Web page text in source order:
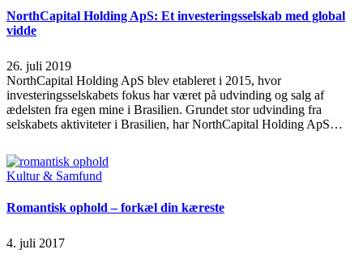
NorthCapital Holding ApS: Et investeringsselskab med global
vidde
26. juli 2019
NorthCapital Holding ApS blev etableret i 2015, hvor
investeringsselskabets fokus har været på udvinding og salg af
ædelsten fra egen mine i Brasilien. Grundet stor udvinding fra
selskabets aktiviteter i Brasilien, har NorthCapital Holding ApS…
Posted
Kultur & Samfund
Romantisk ophold – forkæl din kæreste
4. juli 2017